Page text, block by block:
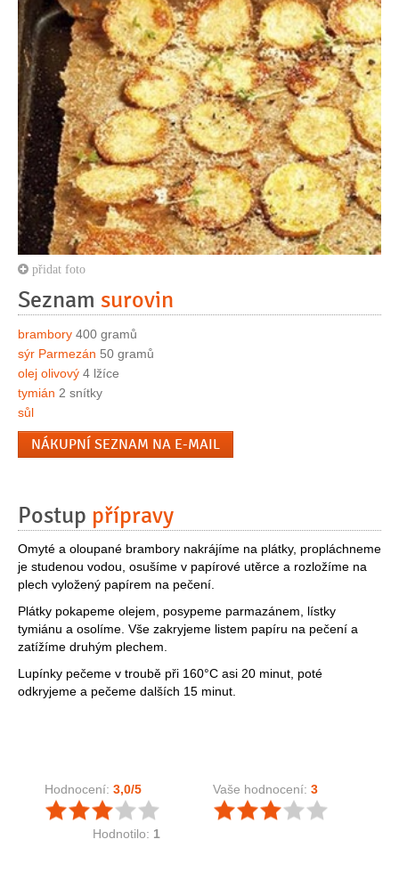
přidat foto
Seznam surovin
brambory 400 gramů
sýr Parmezán 50 gramů
olej olivový 4 lžíce
tymián 2 snítky
sůl
NÁKUPNÍ SEZNAM NA E-MAIL
Postup přípravy
Omyté a oloupané brambory nakrájíme na plátky, propláchneme
je studenou vodou, osušíme v papírové utěrce a rozložíme na
plech vyložený papírem na pečení.
Plátky pokapeme olejem, posypeme parmazánem, lístky
tymiánu a osolíme. Vše zakryjeme listem papíru na pečení a
zatížíme druhým plechem.
Lupínky pečeme v troubě při 160°C asi 20 minut, poté
odkryjeme a pečeme dalších 15 minut.
Hodnocení: 3,0/5
Hodnotilo: 1
Vaše hodnocení: 3